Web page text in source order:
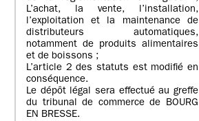
L’achat, la vente, l’installation,
l’exploitation et la maintenance de
distributeurs automatiques,
notamment de produits alimentaires
et de boissons ;
L’article 2 des statuts est modifié en
conséquence.
Le dépôt légal sera effectué au greffe
du tribunal de commerce de BOURG
EN BRESSE.